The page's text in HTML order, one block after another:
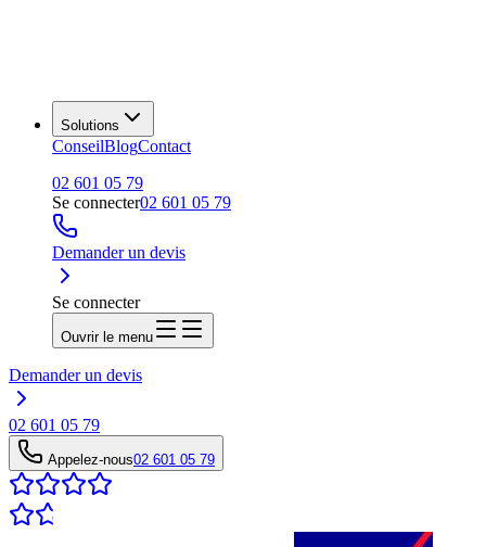
Solutions
ConseilBlogContact
02 601 05 79
Se connecter02 601 05 79
Demander un devis
Se connecter
Ouvrir le menu
Demander un devis
02 601 05 79
Appelez-nous02 601 05 79